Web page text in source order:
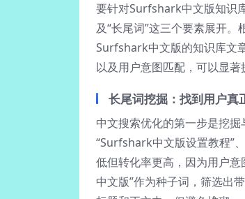
要针对Surfshark中文版知识
及“长尾词”这三个要素展开
Surfshark中文版的知识库文
以及用户意图匹配，可以显著
长尾词挖掘：找到用户真
中文搜索优化的第一步是挖
“Surfshark中文版设置教程”
低但转化率更高，因为用户
中文版”作为种子词，筛选出